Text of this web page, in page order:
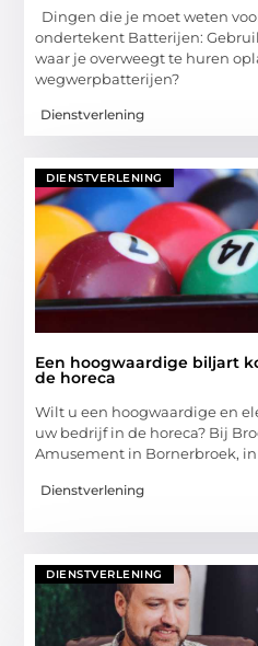
Dingen die je moet weten
ondertekent Batterijen:
waar je overweegt te huren
wegwerpbatterijen?
Dienstverlening
DIENSTVERLENING
Een hoogwaardige biljart
de horeca
Wilt u een hoogwaardige en
uw bedrijf in de horeca? Bij
Amusement in Bornerbroek,
Dienstverlening
DIENSTVERLENING